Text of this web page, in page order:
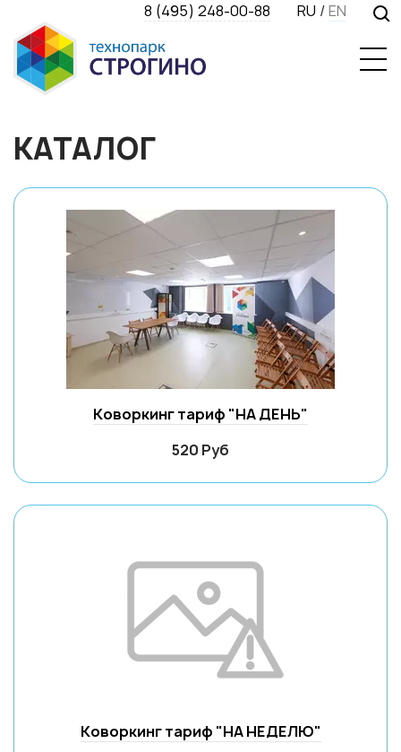
8 (495) 248-00-88 RU /EN
КАТАЛОГ
Коворкинг тариф "НА ДЕНЬ"
520 Руб
Коворкинг тариф "НА НЕДЕЛЮ"